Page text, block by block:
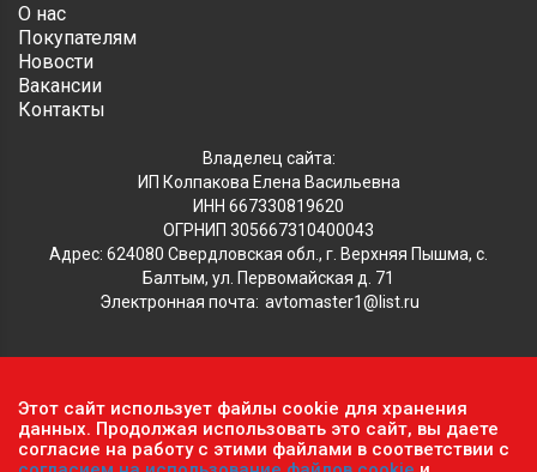
О нас
Покупателям
Новости
Вакансии
Контакты
Владелец сайта:
ИП Колпакова Елена Васильевна
ИНН 667330819620
ОГРНИП 305667310400043
Адрес: 624080 Свердловская обл., г. Верхняя Пышма, с.
Балтым, ул. Первомайская д. 71
Электронная почта: avtomaster1@list.ru
Обратите внимание, что данный сайт носит исключительно
информационный характер и ни при каких условиях не
является публичной офертой, определяемой положениями ч.2
Этот сайт использует файлы cookie для хранения
данных. Продолжая использовать это сайт, вы даете
согласие на работу с этими файлами в соответствии с